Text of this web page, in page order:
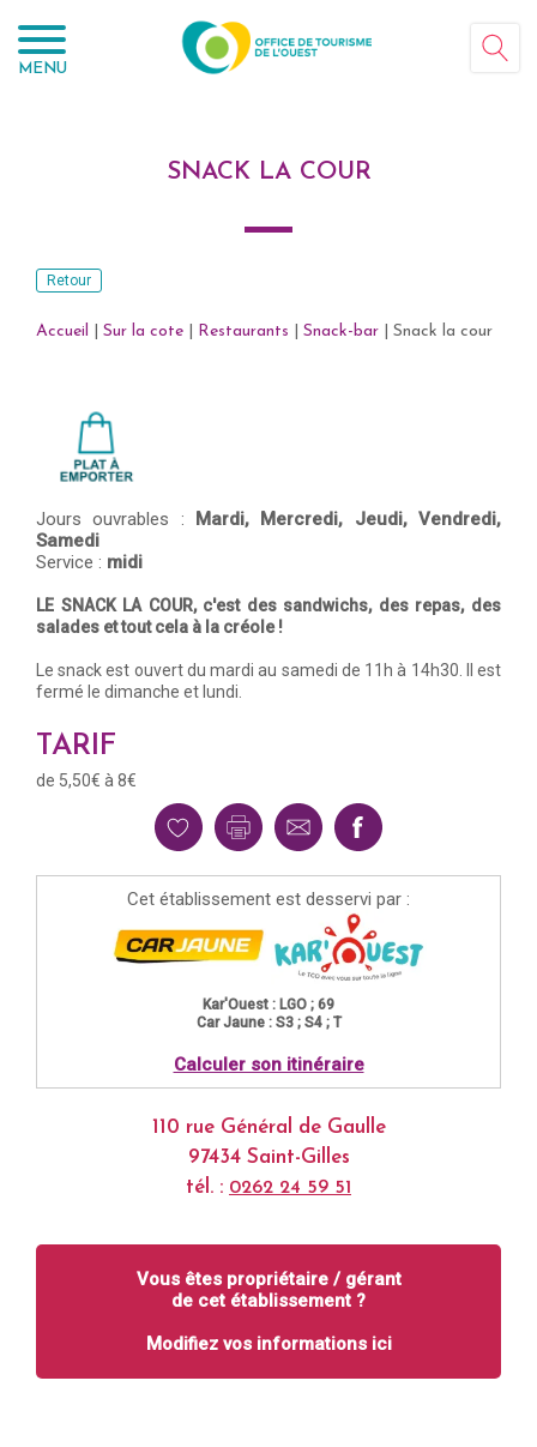
MENU
SNACK LA COUR
Retour
Accueil Sur la cote Restaurants Snack-bar Snack la cour
Jours ouvrables : Mardi, Mercredi, Jeudi,Vendredi,
Samedi
Service : midi
LE SNACK LA COUR, c'est des sandwichs, des repas, des
salades et tout cela à la créole !
Le snack est ouvert du mardi au samedi de 11h à 14h30. Il est
fermé le dimanche et lundi.
TARIF
de 5,50€ à 8€
Cet établissement est desservi par :
Kar'Ouest : LGO ; 69
Car Jaune : S3 ; S4 ; T
Calculer son itinéraire
110 rue Général de Gaulle
97434 Saint-Gilles
tél. : 0262 24 59 51
Vous êtes propriétaire / gérant
de cet établissement ?
Modifiez vos informations ici